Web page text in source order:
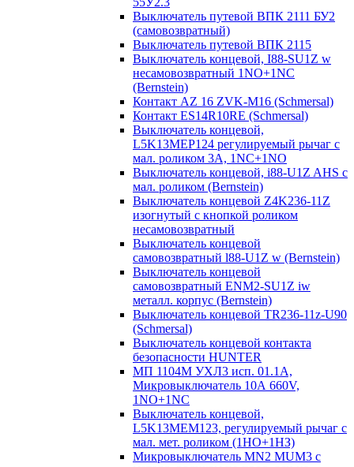
Выключатель путевой ВПК 2111 БУ2
(самовозвратный)
Выключатель путевой ВПК 2115
Выключатель концевой, I88-SU1Z w
несамовозвратный 1NO+1NC
(Bernstein)
Контакт AZ 16 ZVK-M16 (Schmersal)
Контакт ES14R10RE (Schmersal)
Выключатель концевой,
L5K13MEP124 регулируемый рычаг с
мал. роликом 3А, 1NC+1NO
Выключатель концевой, i88-U1Z AHS с
мал. роликом (Bernstein)
Выключатель концевой Z4K236-11Z
изогнутый с кнопкой роликом
несамовозвратный
Выключатель концевой
самовозвратный l88-U1Z w (Bernstein)
Выключатель концевой
самовозвратный ENM2-SU1Z iw
металл. корпус (Bernstein)
Выключатель концевой TR236-11z-U90
(Schmersal)
Выключатель концевой контакта
безопасности HUNTER
МП 1104М УХЛ3 исп. 01.1А,
Микровыключатель 10А 660V,
1NO+1NC
Выключатель концевой,
L5K13MEM123, регулируемый рычаг с
мал. мет. роликом (1НО+1НЗ)
Микровыключатель MN2 MUM3 с